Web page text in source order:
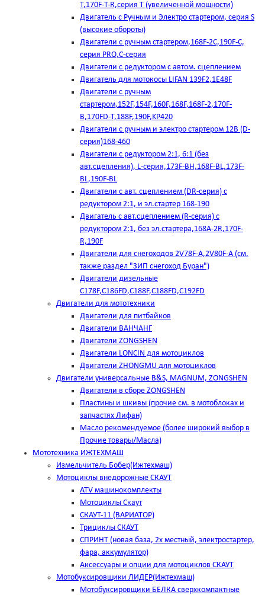
T,170F-T-R,серия Т (увеличенной мощности)
Двигатель с Ручным и Электро стартером, серия S
(высокие обороты)
Двигатели с ручным стартером,168F-2C,190F-C,
серия PRO,C-серия
Двигатели с редуктором с автом. сцеплением
Двигатель для мотокосы LIFAN 139F2,1E48F
Двигатели с ручным
стартером,152F,154F,160F,168F,168F-2,170F-
B,170FD-T,188F,190F,KP420
Двигатели с ручным и электро стартером 12В (D-
серия)168-460
Двигатели с редуктором 2:1, 6:1 (без
авт.сцепления), L-серия,173F-BH,168F-BL,173F-
BL,190F-BL
Двигатели с авт. сцеплением (DR-серия) с
редуктором 2:1, и эл.стартер 168-190
Двигатель с авт.сцеплением (R-серия) с
редуктором 2:1, без эл.стартера,168А-2R,170F-
R,190F
Двигатели для снегоходов 2V78F-A,2V80F-A (см.
также раздел "ЗИП снегоход Буран")
Двигатели дизельные
C178F,С186FD,C188F,C188FD,C192FD
Двигатели для мототехники
Двигатели для питбайков
Двигатели ВАНЧАНГ
Двигатели ZONGSHEN
Двигатели LONCIN для мотоциклов
Двигатели ZHONGMU для мотоциклов
Двигатели универсальные B&S, MAGNUM, ZONGSHEN
Двигатели в сборе ZONGSHEN
Пластины и шкивы (прочие см. в мотоблоках и
запчастях Лифан)
Масло рекомендуемое (более широкий выбор в
Прочие товары/Масла)
Мототехника ИЖТЕХМАШ
Измельчитель Бобер(Ижтехмаш)
Мотоциклы внедорожные СКАУТ
ATV машинокомплекты
Мотоциклы Скаут
СКАУТ-11 (ВАРИАТОР)
Трициклы СКАУТ
СПРИНТ (новая база, 2х местный, электростартер,
фара, аккумулятор)
Аксессуары и опции для мотоциклов СКАУТ
Мотобуксировщики ЛИДЕР(Ижтехмаш)
Мотобуксировщики БЕЛКА сверхкомпактные